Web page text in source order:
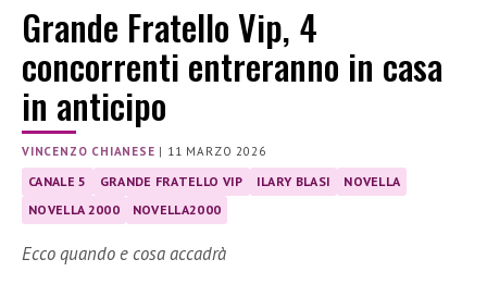
Grande Fratello Vip, 4
concorrenti entreranno in casa
in anticipo
VINCENZO CHIANESE | 11 MARZO 2026
CANALE 5 GRANDE FRATELLO VIP ILARY BLASI
NOVELLA
NOVELLA 2000
NOVELLA2000
Ecco quando e cosa accadrà